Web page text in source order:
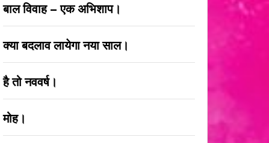
बाल विवाह – एक अभिशाप।
क्या बदलाव लायेगा नया साल।
है तो नववर्ष।
मोह।